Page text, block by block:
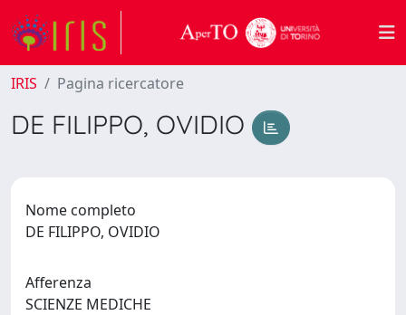
IRIS Pagina ricercatore
DE FILIPPO, OVIDIO
Nome completo
DE FILIPPO, OVIDIO
Afferenza
SCIENZE MEDICHE